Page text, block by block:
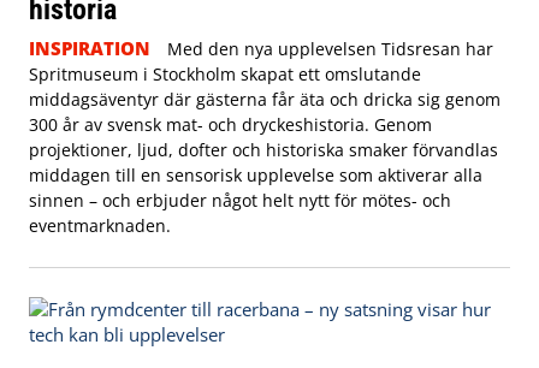
historia
INSPIRATION
Med den nya upplevelsen Tidsresan har
Spritmuseum i Stockholm skapat ett omslutande
middagsäventyr där gästerna får äta och dricka sig genom
300 år av svensk mat- och dryckeshistoria. Genom
projektioner, ljud, dofter och historiska smaker förvandlas
middagen till en sensorisk upplevelse som aktiverar alla
sinnen – och erbjuder något helt nytt för mötes- och
eventmarknaden.